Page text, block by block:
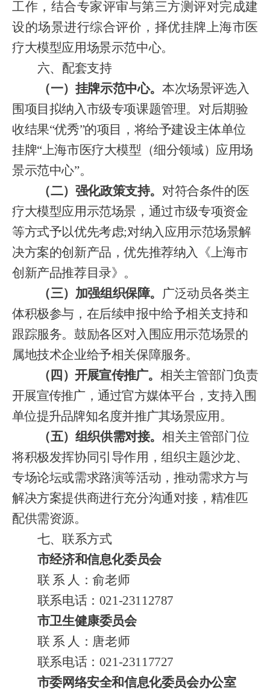
工作，结合专家评审与第三方测评对完成建
设的场景进行综合评价，择优挂牌上海市医
疗大模型应用场景示范中心。
六、配套支持
（一）挂牌示范中心。本次场景评选入
围项目拟纳入市级专项课题管理。对后期验
收结果“优秀”的项目，将给予建设主体单位
挂牌“上海市医疗大模型（细分领域）应用场
景示范中心”。
（二）强化政策支持。 对符合条件的医
疗大模型应用示范场景，通过市级专项资金
等方式予以优先考虑;对纳入应用示范场景解
决方案的创新产品，优先推荐纳入《上海市
创新产品推荐目录》。
（三）加强组织保障。 广泛动员各类主
体积极参与，在后续申报中给予相关支持和
跟踪服务。鼓励各区对入围应用示范场景的
属地技术企业给予相关保障服务。
（四）开展宣传推广。 相关主管部门负责
开展宣传推广， 通过官方媒体平台，支持入围
单位提升品牌知名度并推广其场景应用。
（五）组织供需对接。 相关主管部门位
将积极发挥协同引导作用，组织主题沙龙、
专场论坛或需求路演等活动，推动需求方与
解决方案提供商进行充分沟通对接，精准匹
配供需资源。
七、联系方式
市经济和信息化委员会
联 系 人：俞老师
联系电话： 021-23112787
市卫生健康委员会
联 系 人：唐老师
联系电话： 021-23117727
市委网络安全和信息化委员会办公室